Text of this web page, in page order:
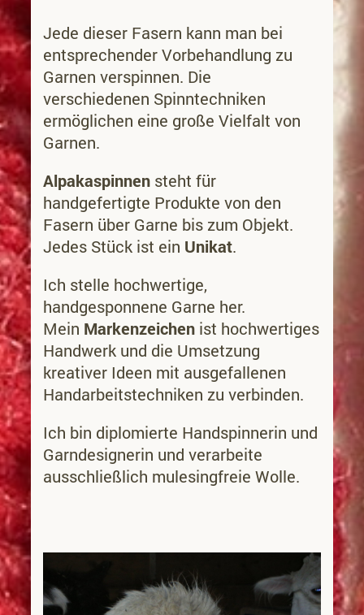
Jede dieser Fasern kann man bei
entsprechender Vorbehandlung zu
Garnen verspinnen. Die
verschiedenen Spinntechniken
ermöglichen eine große Vielfalt von
Garnen.
Alpakaspinnen steht für
handgefertigte Produkte von den
Fasern über Garne bis zum Objekt.
Jedes Stück ist ein Unikat.
Ich stelle hochwertige,
handgesponnene Garne her.
Mein Markenzeichen ist hochwertiges
Handwerk und die Umsetzung
kreativer Ideen mit ausgefallenen
Handarbeitstechniken zu verbinden.
Ich bin diplomierte Handspinnerin und
Garndesignerin und verarbeite
ausschließlich mulesingfreie Wolle.